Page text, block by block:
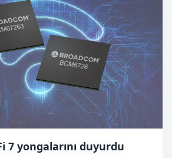
7 yongalarını duyurdu